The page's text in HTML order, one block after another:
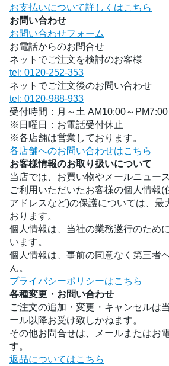
お支払いについて詳しくはこちら
お問い合わせ
お問い合わせフォーム
お電話からのお問合せ
ネットでご注文を検討のお客様
tel: 0120-252-353
ネットでご注文後のお問い合わせ
tel: 0120-988-933
受付時間：月～土 AM10:00～PM7:00
※日曜日：お電話受付休止
※各店舗は営業しております。
各店舗へのお問い合わせはこちら
お客様情報のお取り扱いについて
当店では、お買い物やメールニュー
ご利用いただいたお客様の個人情報(
アドレスなど)の保護については、最
おります。
個人情報は、当社の業務遂行のため
います。
個人情報は、事前の同意なく第三者
ん。
プライバシーポリシーはこちら
各種変更・お問い合わせ
ご注文の追加・変更・キャンセルは
ール以降お受け致しかねます。
その他お問合せは、メールまたはお
す。
返品についてはこちら